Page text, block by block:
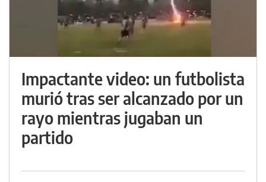
Impactante video: un futbolista
murió tras ser alcanzado por un
rayo mientras jugaban un
partido